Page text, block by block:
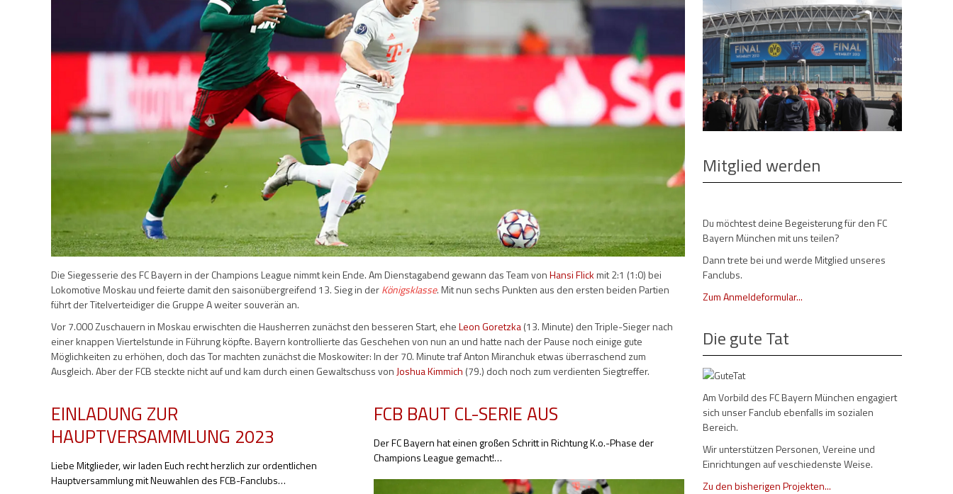
Die Siegesserie des FC Bayern in der Champions League nimmt kein Ende. Am Dienstagabend gewann das Team vonHansi Flickmit 2:1 (1:0) bei
Lokomotive Moskau und feierte damit den saisonübergreifend 13. Sieg in derKönigsklasse. Mit nun sechs Punkten aus den ersten beiden Partien
führt der Titelverteidiger die Gruppe A weiter souverän an.
Vor 7.000 Zuschauern in Moskau erwischten die Hausherren zunächst den besseren Start, eheLeon Goretzka(13. Minute) den Triple-Sieger nach
einer knappen Viertelstunde in Führung köpfte. Bayern kontrollierte das Geschehen von nun an und hatte nach der Pause noch einige gute
Möglichkeiten zu erhöhen, doch das Tor machten zunächst die Moskowiter: In der 70. Minute traf Anton Miranchuk etwas überraschend zum
Ausgleich. Aber der FCB steckte nicht auf und kam durch einen Gewaltschuss von Joshua Kimmich (79.) doch noch zum verdienten Siegtreffer.
EINLADUNG ZUR
HAUPTVERSAMMLUNG 2023
Liebe Mitglieder, wir laden Euch recht herzlich zur ordentlichen
Hauptversammlung mit Neuwahlen des FCB-Fanclubs…
FCB BAUT CL-SERIE AUS
Der FC Bayern hat einen großen Schritt in Richtung K.o.-Phase der
Champions League gemacht!…
Mitglied werden
Du möchtest deine Begeisterung für den FC
Bayern München mit uns teilen?
Dann trete bei und werde Mitglied unseres
Fanclubs.
Zum Anmeldeformular...
Die gute Tat
Am Vorbild des FC Bayern München engagiert
sich unser Fanclub ebenfalls im sozialen
Bereich.
Wir unterstützen Personen, Vereine und
Einrichtungen auf veschiedenste Weise.
Zu den bisherigen Projekten...